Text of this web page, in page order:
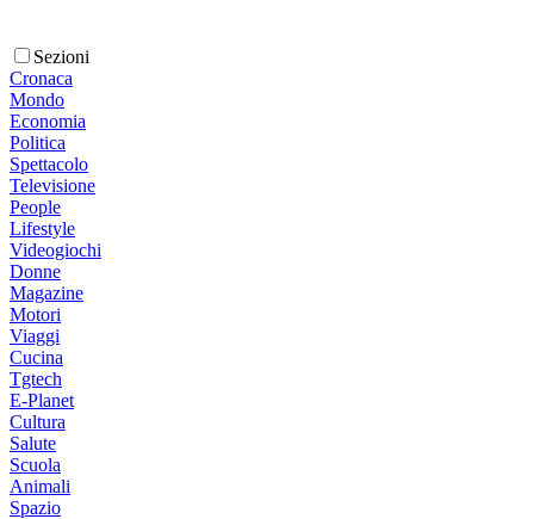
Sezioni
Cronaca
Mondo
Economia
Politica
Spettacolo
Televisione
People
Lifestyle
Videogiochi
Donne
Magazine
Motori
Viaggi
Cucina
Tgtech
E-Planet
Cultura
Salute
Scuola
Animali
Spazio